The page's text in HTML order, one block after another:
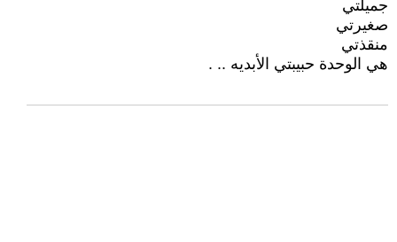
جميلتي
صغيرتي
منقذتي
هي الوحدة حبيبتي الأبديه .. .